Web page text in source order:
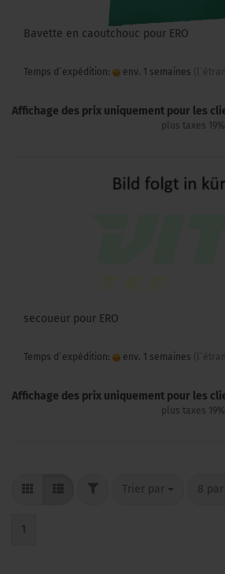
Bavette en caoutchouc pour ERO
Temps d`expédition: env. 1 semaines
Affichage des prix uniquement pour les
plus taxes
secoueur pour ERO
Temps d`expédition: env. 1 semaines
Affichage des prix uniquement pour les
plus taxes
FILTERTrier par
Trier par 8
par
1